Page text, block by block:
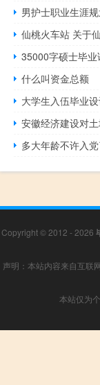
仙桃火车站 关于
35000字硕士毕
什么叫资金总额
大学生入伍毕业
多大年龄不许入党
Copyright © 2012 - 2026
声明：本站内容来自互联
本站仅为